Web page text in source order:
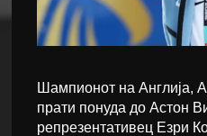
Шампионот на Англија,
прати понуда до Астон
репрезентативец Езри